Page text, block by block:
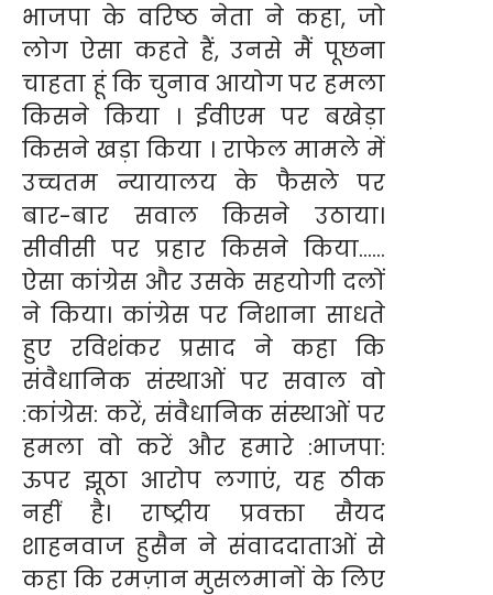
भाजपा के वरिष्ठ नेता ने कहा, जो
लोग ऐसा कहते हैं, उनसे मैं पूछना
चाहता हूं कि चुनाव आयोग पर हमला
किसने किया । ईवीएम पर बखेड़ा
किसने खड़ा किया । राफेल मामले में
उच्चतम न्यायालय के फैसले पर
बार-बार सवाल किसने उठाया।
सीवीसी पर प्रहार किसने किया……
ऐसा कांग्रेस और उसके सहयोगी दलों
ने किया। कांग्रेस पर निशाना साधते
हुए रविशंकर प्रसाद ने कहा कि
संवैधानिक संस्थाओं पर सवाल वो
:कांग्रेस: करें, संवैधानिक संस्थाओं पर
हमला वो करें और हमारे :भाजपा:
ऊपर झूठा आरोप लगाएं, यह ठीक
नहीं है। राष्ट्रीय प्रवक्ता सैयद
शाहनवाज हुसैन ने संवाददाताओं से
कहा कि रमज़ान मुसलमानों के लिए